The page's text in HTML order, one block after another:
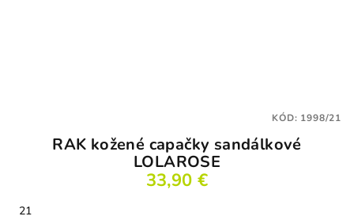
RAK kožené capačky sandálkové
LOLAROSE
33,90 €
21
KÓD: 1998/21